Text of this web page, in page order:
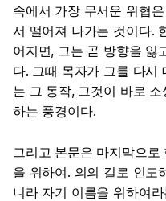
속에서 가장 무서운 위협
서 떨어져 나가는 것이다.
어지면, 그는 곧 방향을 잃
다. 그때 목자가 그를 다시
는 그 동작, 그것이 바로
하는 풍경이다.
그리고 본문은 마지막으
을 위하여. 의의 길로 인도
니라 자기 이름을 위하여